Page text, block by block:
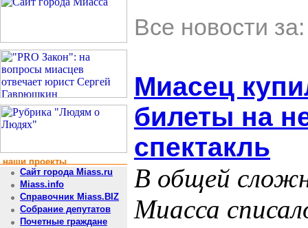
наши проекты
Сайт города Miass.ru
Miass.info
Справочник Miass.BIZ
Собрание депутатов
Почетные граждане
Все новости
Миасец
билеты на
спектакль
В общей
Миасса